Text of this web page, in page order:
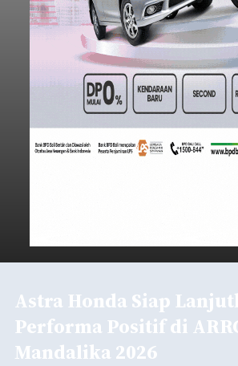
Astra Honda Siap
Performa Positif di
Mandalika 2026